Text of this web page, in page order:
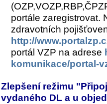
portále zaregistrovat.
zdravotních
http://
portál VZP na adrese
komunikace/portal-
Zlepšení režimu
vydaného DL a u